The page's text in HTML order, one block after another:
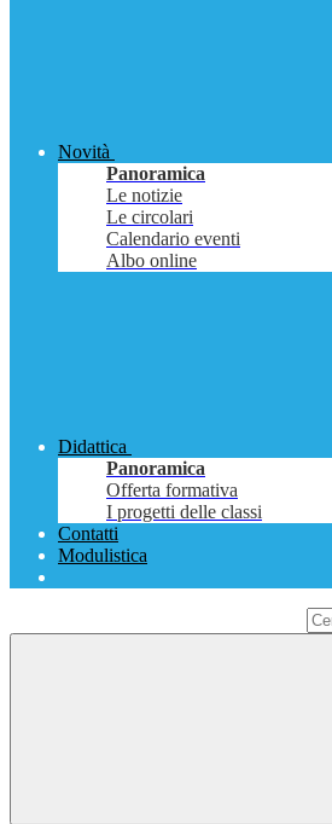
Novità
Panoramica
Le notizie
Le circolari
Calendario eventi
Albo online
Didattica
Panoramica
Offerta formativa
I progetti delle classi
Contatti
Modulistica